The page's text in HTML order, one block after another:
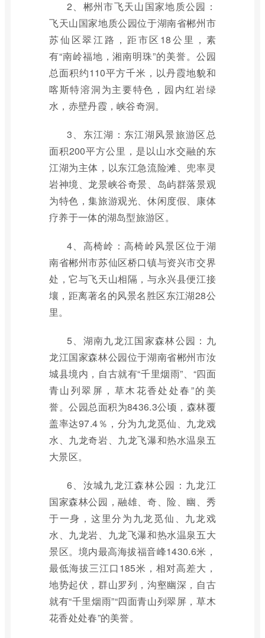
2、郴州市飞天山国家地质公园：
飞天山国家地质公园位于湖南省郴州市
苏仙区翠江路，距市区18公里，素
有“南岭福地，湘南明珠”的美誉。公园
总面积约110平方千米，以丹霞地貌和
喀斯特溶洞为主要特色，园内红岩绿
水，赤壁丹霞，峡谷奇洞。
3、东江湖：东江湖风景旅游区总
面积200平方公里，是以山水交融的东
江湖为主体，以东江急流险滩、兜率灵
岩神境、龙景峡谷奇景、岛屿群落景观
为特色，集旅游观光、休闲度假、康体
疗养于一体的湖岛型旅游区。
4、高椅岭：高椅岭风景区位于湖
南省郴州市苏仙区桥口镇与资兴市交界
处，它与飞天山相隔，与永兴县便江接
壤，距离著名的风景名胜区东江湖28公
里。
5、湖南九龙江国家森林公园：九
龙江国家森林公园位于湖南省郴州市汝
城县境内，自古就有“千里烟雨”、“四面
青山列翠屏，草木花香处处春”的美
誉。公园总面积为8436.3公顷，森林覆
盖率达97.4％，分为九龙觅仙、九龙戏
水、九龙奇岩、九龙飞瀑和热水温泉五
大景区。
6、汝城九龙江森林公园：九龙江
国家森林公园，融雄、奇、险、幽、秀
于一身，这里分为九龙觅仙、九龙戏
水、九龙岩、九龙飞瀑和热水温泉五大
景区。境内最高海拔福音峰1430.6米，
最低海拔三江口185米，相对高差大，
地势起伏，群山罗列，沟壑幽深，自古
就有“千里烟雨”“四面青山列翠屏，草木
花香处处春”的美誉。